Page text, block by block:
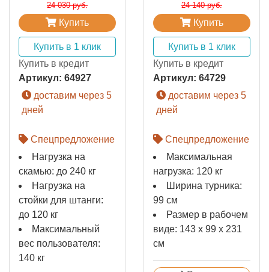
24 030 руб.
Купить
Купить в 1 клик
Купить в кредит
Артикул: 64927
доставим через 5
дней
Спецпредложение
Нагрузка на
скамью: до 240 кг
Нагрузка на
стойки для штанги:
до 120 кг
Максимальный
вес пользователя:
140 кг
24 140 руб.
Купить
Купить в 1 клик
Купить в кредит
Артикул: 64729
доставим через 5
дней
Спецпредложение
Максимальная
нагрузка: 120 кг
Ширина турника:
99 см
Размер в рабочем
виде: 143 х 99 х 231
см